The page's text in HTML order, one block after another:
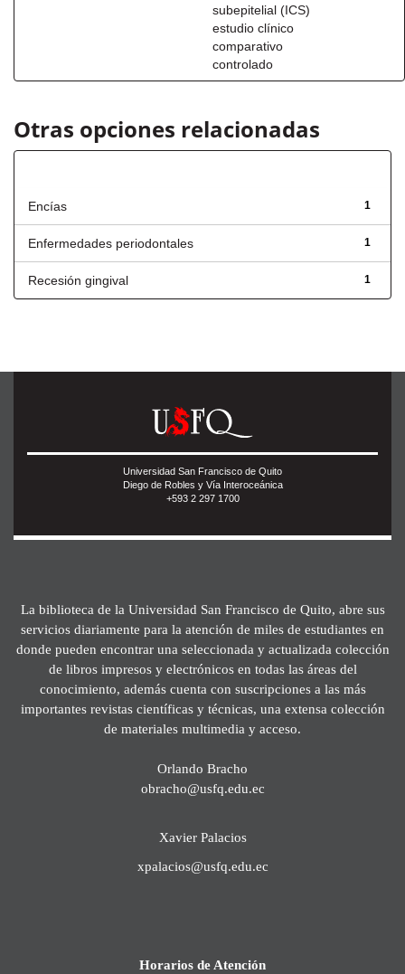
subepitelial (ICS)
estudio clínico
comparativo
controlado
Otras opciones relacionadas
1
Encías
1
Enfermedades periodontales
1
Recesión gingival
Universidad San Francisco de Quito
Diego de Robles y Vía Interoceánica
+593 2 297 1700
La biblioteca de la Universidad San Francisco de Quito, abre sus
servicios diariamente para la atención de miles de estudiantes en
donde pueden encontrar una seleccionada y actualizada colección
de libros impresos y electrónicos en todas las áreas del
conocimiento, además cuenta con suscripciones a las más
importantes revistas científicas y técnicas, una extensa colección
de materiales multimedia y acceso.
Orlando Bracho
obracho@usfq.edu.ec
Xavier Palacios
xpalacios@usfq.edu.ec
Horarios de Atención